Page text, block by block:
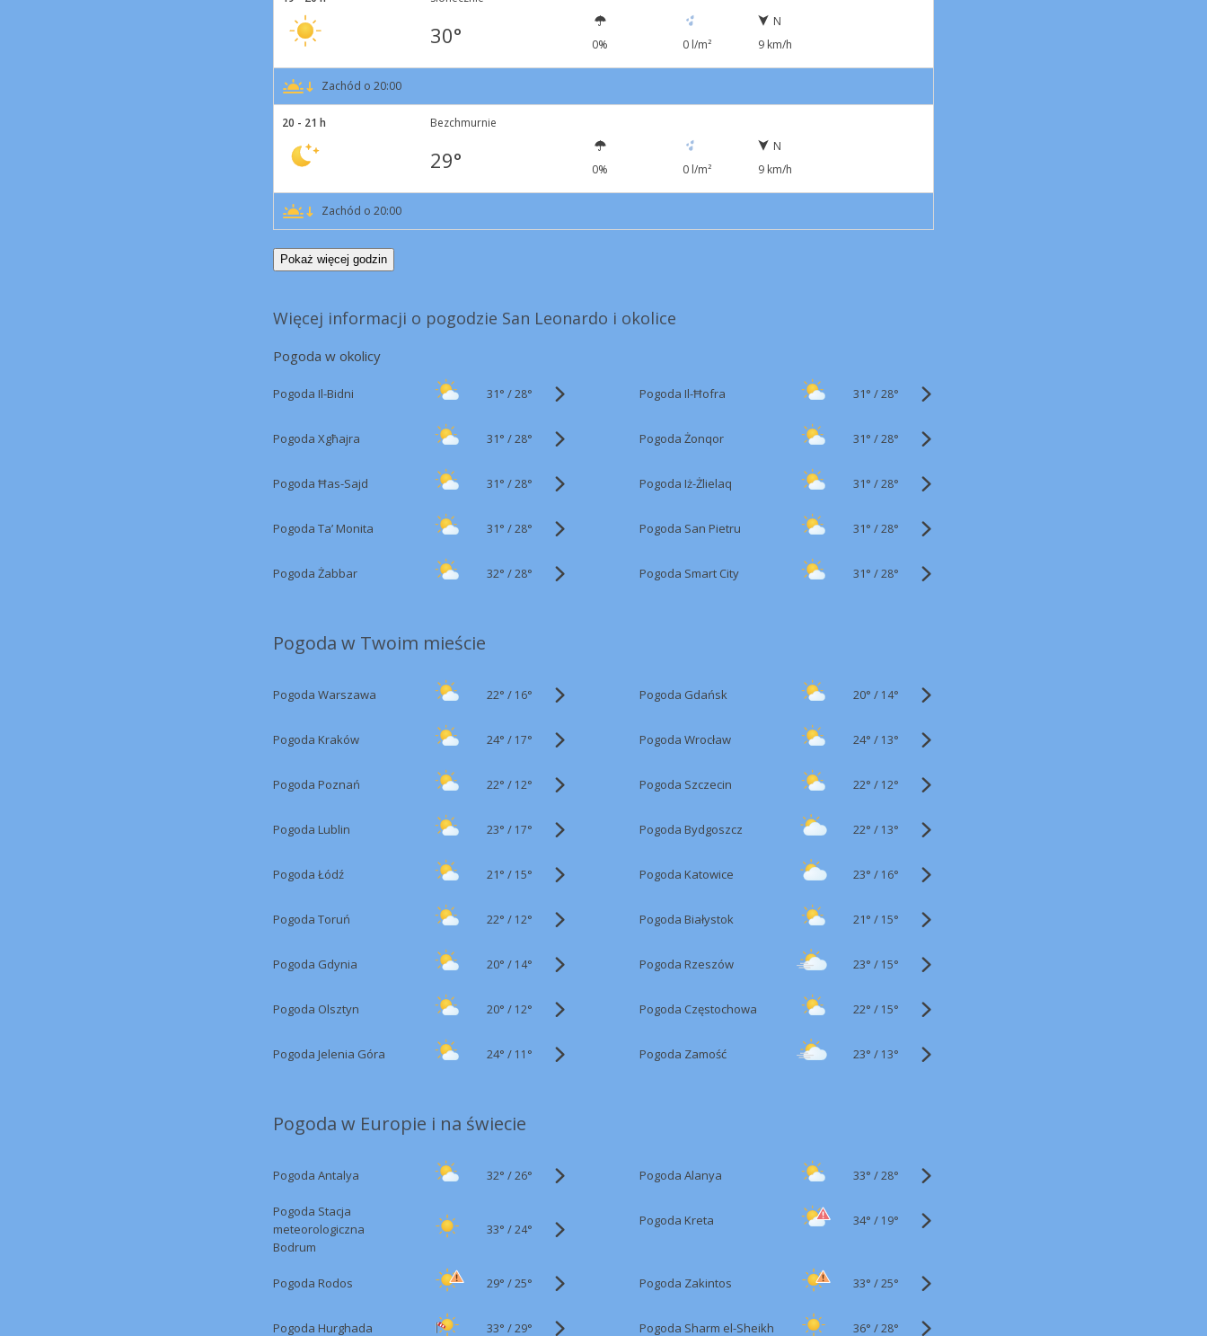
30° 0% 0 l/m²
N
9 km/h
Zachód o 20:00
20 - 21 h Bezchmurnie
29° 0% 0 l/m²
N
9 km/h
Zachód o 20:00
Pokaż więcej godzin
Więcej informacji o pogodzie San Leonardo i okolice
Pogoda w okolicy
Pogoda Il-Bidni 31° /28° Pogoda Il-Ħofra 31° /28°
Pogoda Xgħajra 31° /28° Pogoda Żonqor 31° /28°
Pogoda Ħas-Sajd 31° /28° Pogoda Iż-Żlielaq 31° /28°
Pogoda Ta’ Monita 31° /28° Pogoda San Pietru 31° /28°
Pogoda Żabbar 32° /28° Pogoda Smart City 31° /28°
Pogoda w Twoim mieście
Pogoda Warszawa 22° / 16° Pogoda Gdańsk 20° / 14°
Pogoda Kraków 24° / 17° Pogoda Wrocław 24° / 13°
Pogoda Poznań 22° / 12° Pogoda Szczecin 22° / 12°
Pogoda Lublin 23° / 17° Pogoda Bydgoszcz 22° / 13°
Pogoda Łódź 21° / 15° Pogoda Katowice 23° / 16°
Pogoda Toruń 22° / 12° Pogoda Białystok 21° / 15°
Pogoda Gdynia 20° / 14° Pogoda Rzeszów 23° / 15°
Pogoda Olsztyn 20° / 12° Pogoda Częstochowa 22° / 15°
Pogoda Jelenia Góra 24° / 11° Pogoda Zamość 23° / 13°
Pogoda w Europie i na świecie
Pogoda Antalya 32° /26° Pogoda Alanya 33° /28°
Pogoda Stacja
meteorologiczna
Bodrum
33° /24°
Pogoda Kreta 34° / 19°
Pogoda Rodos 29° /25° Pogoda Zakintos 33° /25°
Pogoda Hurghada 33° /29° Pogoda Sharm el-Sheikh 36° /28°